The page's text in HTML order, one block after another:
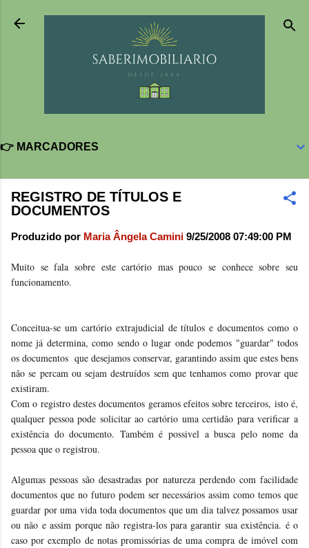
Pular para o conteúdo principal
👉 MARCADORES
REGISTRO DE TÍTULOS E
DOCUMENTOS
Produzido por Maria Ângela Camini 9/25/2008 07:49:00 PM
Muito se fala sobre este cartório mas pouco se conhece sobre seu
funcionamento.
Conceitua-se um cartório extrajudicial de títulos e documentos como o
nome já determina, como sendo o lugar onde podemos "guardar" todos
os documentos que desejamos conservar, garantindo assim que estes bens
não se percam ou sejam destruídos sem que tenhamos como provar que
existiram.
Com o registro destes documentos geramos efeitos sobre terceiros, isto é,
qualquer pessoa pode solicitar ao cartório uma certidão para verificar a
existência do documento. Também é possivel a busca pelo nome da
pessoa que o registrou.
Algumas pessoas são desastradas por natureza perdendo com facilidade
documentos que no futuro podem ser necessários assim como temos que
guardar por uma vida toda documentos que um dia talvez possamos usar
ou não e assim porque não registra-los para garantir sua existência. é o
caso por exemplo de notas promissórias de uma compra de imóvel com